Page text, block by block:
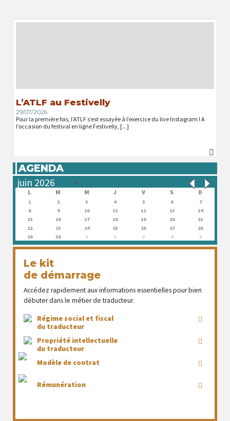
L’ATLF au Festivelly
29/07/2026
Pour la première fois, l’ATLF s’est essayée à l’exercice du live Instagram ! A
l’occasion du festival en ligne Festivelly, [...]
AGENDA
L M M J V S D
1 2 3 4 5 6
7
8
9 10 11 12 13
14
15
16 17 18 19 20
21
22
23 24 25 26 27
28
29
30 1 2 3 4 5
Le kit
de démarrage
Accédez rapidement aux informations essentielles pour bien
débuter dans le métier de traducteur.
Régime social et fiscal
du traducteur
Propriété intellectuelle
du traducteur
Modèle de contrat
Rémunération